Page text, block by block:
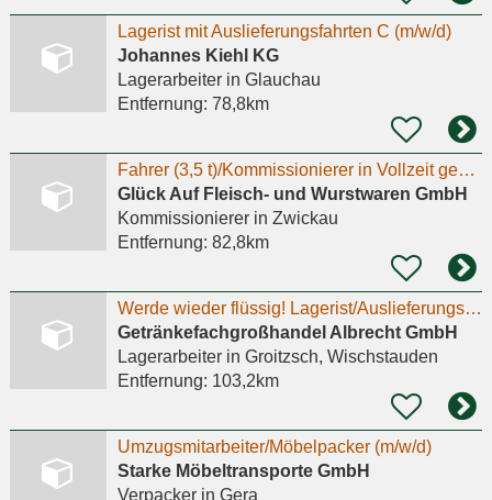
Lagerist mit Auslieferungsfahrten C (m/w/d)
Johannes Kiehl KG
Lagerarbeiterin Glauchau
Entfernung: 78,8km
Fahrer (3,5 t)/Kommissionierer in Vollzeit gesucht
Glück Auf Fleisch- und Wurstwaren GmbH
Kommissioniererin Zwickau
Entfernung: 82,8km
Werde wieder flüssig! Lagerist/Auslieferungsfahrer m/w/d
Getränkefachgroßhandel Albrecht GmbH
Lagerarbeiterin Groitzsch, Wischstauden
Entfernung: 103,2km
Umzugsmitarbeiter/Möbelpacker (m/w/d)
Starke Möbeltransporte GmbH
Verpackerin Gera